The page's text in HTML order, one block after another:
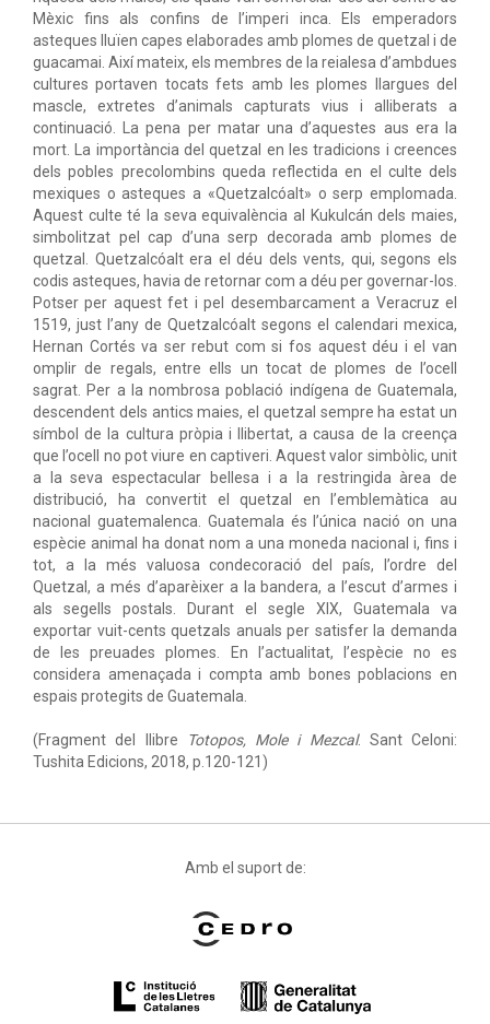
Mèxic fins als confins de l’imperi inca. Els emperadors
asteques lluïen capes elaborades amb plomes de quetzal i de
guacamai. Així mateix, els membres de la reialesa d’ambdues
cultures portaven tocats fets amb les plomes llargues del
mascle, extretes d’animals capturats vius i alliberats a
continuació. La pena per matar una d’aquestes aus era la
mort. La importància del quetzal en les tradicions i creences
dels pobles precolombins queda reflectida en el culte dels
mexiques o asteques a «Quetzalcóalt» o serp emplomada.
Aquest culte té la seva equivalència al Kukulcán dels maies,
simbolitzat pel cap d’una serp decorada amb plomes de
quetzal. Quetzalcóalt era el déu dels vents, qui, segons els
codis asteques, havia de retornar com a déu per governar-los.
Potser per aquest fet i pel desembarcament a Veracruz el
1519, just l’any de Quetzalcóalt segons el calendari mexica,
Hernan Cortés va ser rebut com si fos aquest déu i el van
omplir de regals, entre ells un tocat de plomes de l’ocell
sagrat. Per a la nombrosa població indígena de Guatemala,
descendent dels antics maies, el quetzal sempre ha estat un
símbol de la cultura pròpia i llibertat, a causa de la creença
que l’ocell no pot viure en captiveri. Aquest valor simbòlic, unit
a la seva espectacular bellesa i a la restringida àrea de
distribució, ha convertit el quetzal en l’emblemàtica au
nacional guatemalenca. Guatemala és l’única nació on una
espècie animal ha donat nom a una moneda nacional i, fins i
tot, a la més valuosa condecoració del país, l’ordre del
Quetzal, a més d’aparèixer a la bandera, a l’escut d’armes i
als segells postals. Durant el segle XIX, Guatemala va
exportar vuit-cents quetzals anuals per satisfer la demanda
de les preuades plomes. En l’actualitat, l’espècie no es
considera amenaçada i compta amb bones poblacions en
espais protegits de Guatemala.
(Fragment del llibre Totopos, Mole i Mezcal. Sant Celoni:
Tushita Edicions, 2018, p.120-121)
Amb el suport de: